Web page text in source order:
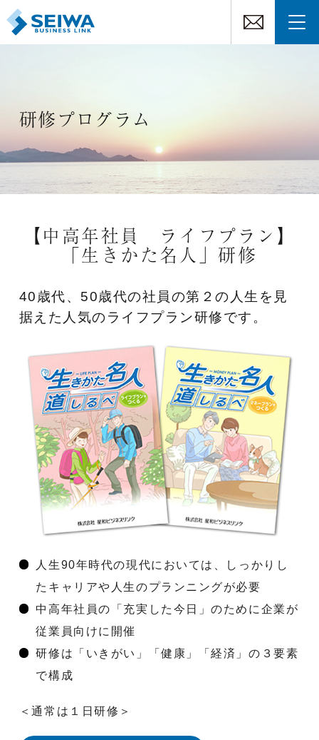
研修プログラム
【中高年社員 ライフプラン】
「生きかた名人」研修
40歳代、50歳代の社員の第２の人生を見
据えた人気のライフプラン研修です。
人生90年時代の現代においては、しっかりし
たキャリアや人生のプランニングが必要
中高年社員の「充実した今日」のために企業が
従業員向けに開催
研修は「いきがい」「健康」「経済」の３要素
で構成
＜通常は１日研修＞